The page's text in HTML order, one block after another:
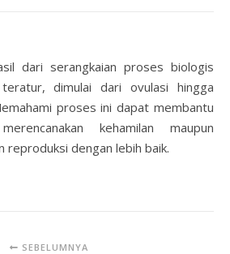
dari serangkaian proses biologis
dimulai dari ovulasi hingga
proses ini dapat membantu
kehamilan maupun
reproduksi dengan lebih baik.
SEBELUMNYA